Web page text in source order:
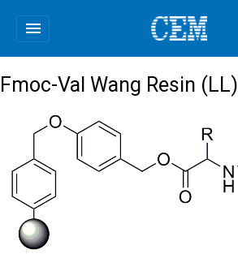
menu
Fmoc-Val Wang Resin (LL)